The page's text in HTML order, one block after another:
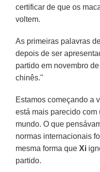
certificar de que os
voltem.
As primeiras palavras
depois de ser
partido em novembro
chinês."
Estamos começando a
está mais parecido
mundo. O que
normas internacionais
mesma forma queXi
partido.